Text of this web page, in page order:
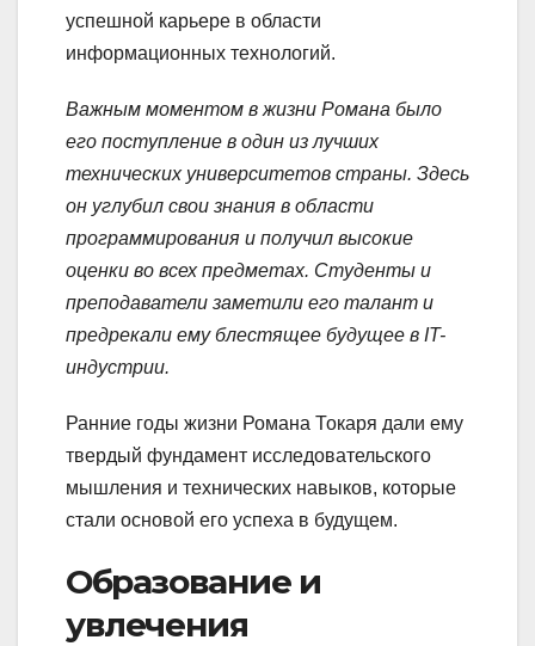
успешной карьере в области
информационных технологий.
Важным моментом в жизни Романа было
его поступление в один из лучших
технических университетов страны. Здесь
он углубил свои знания в области
программирования и получил высокие
оценки во всех предметах. Студенты и
преподаватели заметили его талант и
предрекали ему блестящее будущее в IT-
индустрии.
Ранние годы жизни Романа Токаря дали ему
твердый фундамент исследовательского
мышления и технических навыков, которые
стали основой его успеха в будущем.
Образование и
увлечения